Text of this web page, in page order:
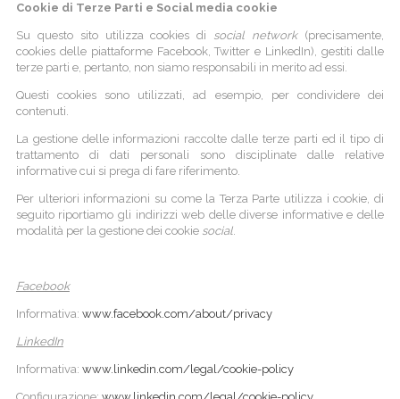
Cookie di Terze Parti e Social media cookie
Su questo sito utilizza cookies di social network(precisamente,
cookies delle piattaforme Facebook, Twitter e LinkedIn), gestiti dalle
terze parti e, pertanto, non siamo responsabili in merito ad essi.
Questi cookies sono utilizzati, ad esempio, per condividere dei
contenuti.
La gestione delle informazioni raccolte dalle terze parti ed il tipo di
trattamento di dati personali sono disciplinate dalle relative
informative cui si prega di fare riferimento.
Per ulteriori informazioni su come la Terza Parte utilizza i cookie, di
seguito riportiamo gli indirizzi web delle diverse informative e delle
modalità per la gestione dei cookie social.
Facebook
Informativa: www.facebook.com/about/privacy
LinkedIn
Informativa: www.linkedin.com/legal/cookie-policy